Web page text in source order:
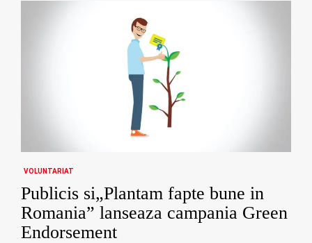
VOLUNTARIAT
Publicis si„Plantam fapte bune in
Romania” lanseaza campania Green
Endorsement